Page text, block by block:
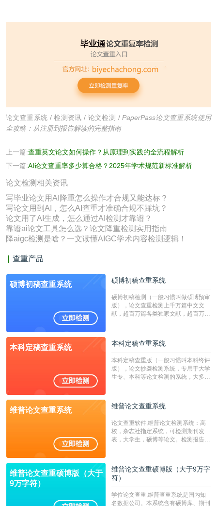
论文查重系统 /检测资讯 / 论文检测 / PaperPass论文查重系统使用
全攻略：从注册到报告解读的完整指南
上一篇:查重英文论文如何操作？从原理到实践的全流程解析
下一篇:AI论文查重率多少算合格？2025年学术规范新标准解析
论文检测相关资讯
写毕业论文用AI降重怎么操作才合规又能达标？
写论文用到AI，怎么AI查重才准确合规不踩坑？
论文用了AI生成，怎么通过AI检测才靠谱？
靠谱ai论文工具怎么选？论文降重检测实用指南
降aigc检测是啥？一文读懂AIGC学术内容检测逻辑！
查重产品
硕博初稿查重系统 硕博初稿查重系统
硕博初稿检测（一般习惯叫做硕博预审
版），论文查重检测上千万篇中文文
献，超百万篇各类独家文献，超百万港
校用来检测硕博论文的系统，检测范围
广，数据来源真实，检测算法合理!本
字符数30万）
本科定稿查重系统 本科定稿查重系统
本科定稿查重版（一般习惯叫本科终评
版），论文抄袭检测系统，专用于大学
生专、本科等论文检测的系统，大多数
维普论文查重系统 维普论文查重系统
论文查重软件,维普论文检测系统：高
校，杂志社指定系统，可检测期刊发
表，大学生，硕博等论文。检测报告支
维普论文查重硕博版（大于
9万字符）
维普论文查重硕博版（大于9万字
符）
学位论文查重,维普查重系统是国内知
名数据公司。本系统含有硕博库、期刊